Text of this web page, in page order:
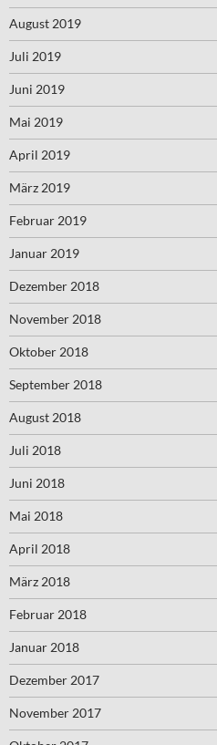
August 2019
Juli 2019
Juni 2019
Mai 2019
April 2019
März 2019
Februar 2019
Januar 2019
Dezember 2018
November 2018
Oktober 2018
September 2018
August 2018
Juli 2018
Juni 2018
Mai 2018
April 2018
März 2018
Februar 2018
Januar 2018
Dezember 2017
November 2017